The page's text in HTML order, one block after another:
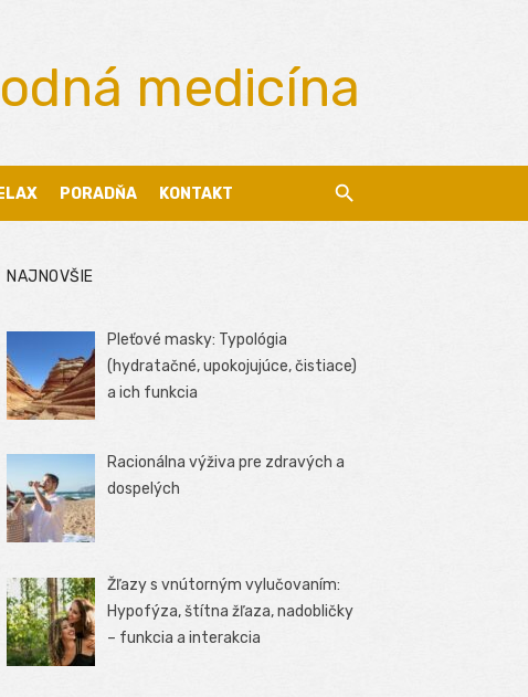
medicína
PORADŇA KONTAKT
NAJNOVŠIE
Pleťové masky: Typológia
(hydratačné, upokojujúce, čistiace)
a ich funkcia
Racionálna výživa pre zdravých a
dospelých
Žľazy s vnútorným vylučovaním:
Hypofýza, štítna žľaza, nadobličky
– funkcia a interakcia